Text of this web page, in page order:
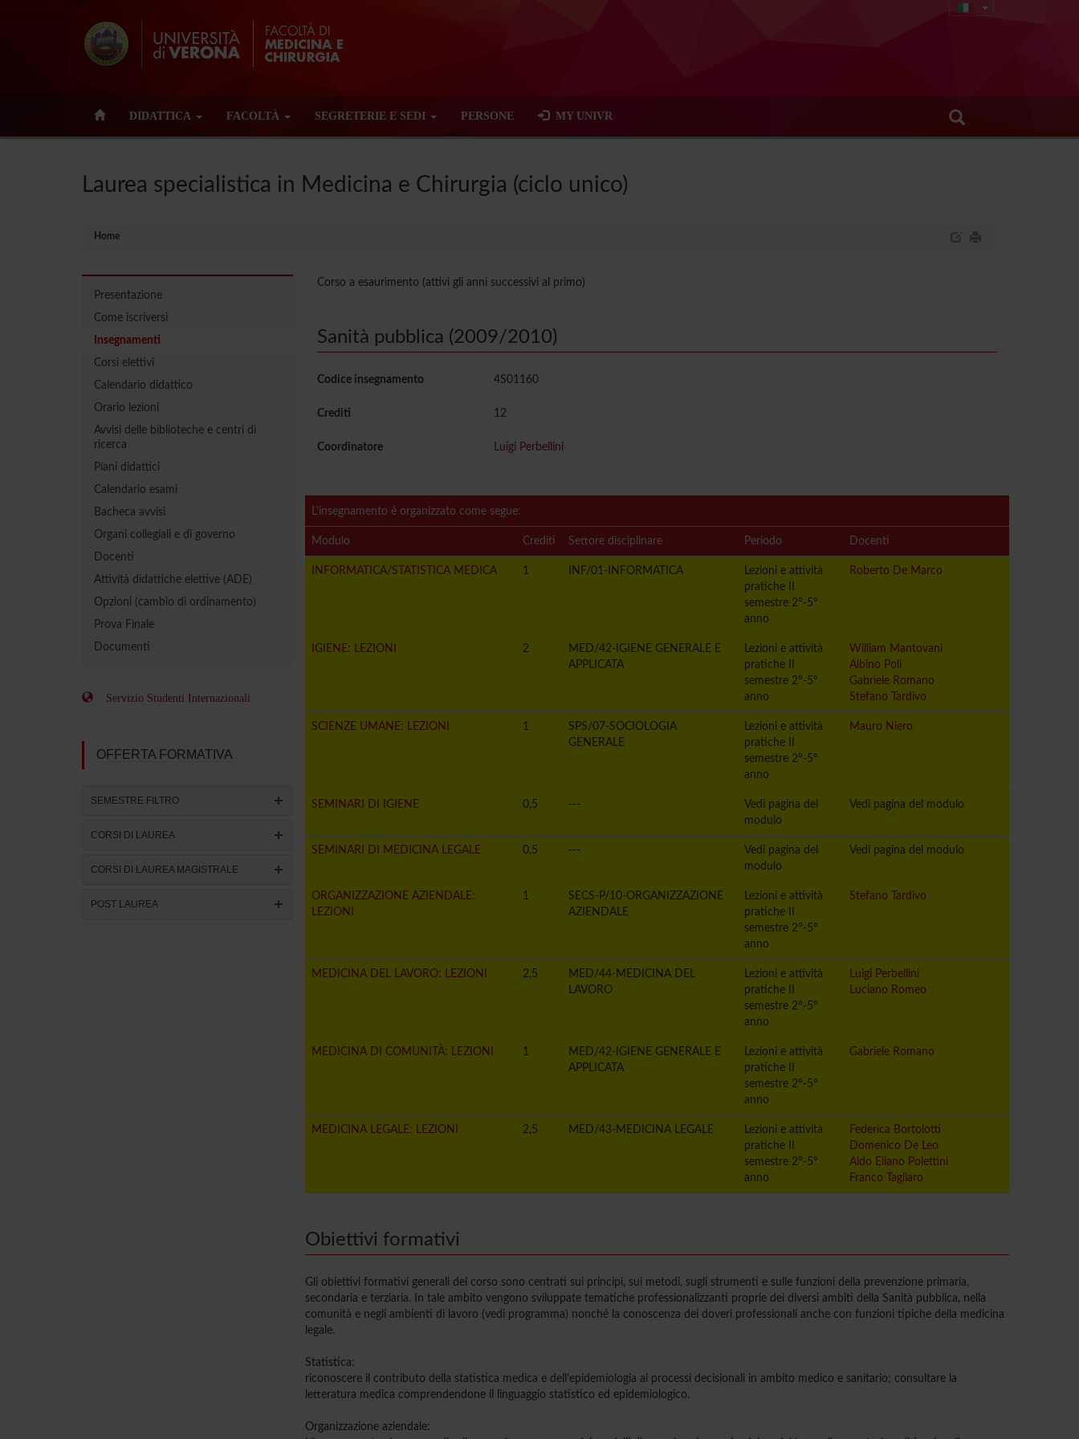
DIDATTICA FACOLTÀ SEGRETERIE E SEDI PERSONE MY UNIVR
Laurea specialistica in Medicina e Chirurgia (ciclo unico)
Home
Presentazione
Come iscriversi
Insegnamenti
Corsi elettivi
Calendario didattico
Orario lezioni
Avvisi delle biblioteche e centri di
ricerca
Piani didattici
Calendario esami
Bacheca avvisi
Organi collegiali e di governo
Docenti
Attività didattiche elettive (ADE)
Opzioni (cambio di ordinamento)
Prova Finale
Documenti
Servizio Studenti Internazionali
OFFERTA FORMATIVA
SEMESTRE FILTRO
CORSI DI LAUREA
CORSI DI LAUREA MAGISTRALE
POST LAUREA
Corso a esaurimento (attivi gli anni successivi al primo)
Sanità pubblica (2009/2010)
Codice insegnamento 4S01160
Crediti 12
Coordinatore Luigi Perbellini
L'insegnamento è organizzato come segue:
Modulo Crediti Settore disciplinare Periodo Docenti
INFORMATICA/STATISTICA MEDICA 1 INF/01-INFORMATICA
Lezioni e attività
pratiche II
semestre 2°-5°
anno
Roberto De Marco
IGIENE: LEZIONI 2
MED/42-IGIENE GENERALE E
APPLICATA
Lezioni e attività
pratiche II
semestre 2°-5°
anno
William Mantovani
Albino Poli
Gabriele Romano
Stefano Tardivo
SCIENZE UMANE: LEZIONI 1
SPS/07-SOCIOLOGIA
GENERALE
Lezioni e attività
pratiche II
semestre 2°-5°
anno
Mauro Niero
SEMINARI DI IGIENE 0,5 ---
Vedi pagina del
modulo
Vedi pagina del modulo
SEMINARI DI MEDICINA LEGALE 0,5 ---
Vedi pagina del
modulo
Vedi pagina del modulo
ORGANIZZAZIONE AZIENDALE:
LEZIONI
1
SECS-P/10-ORGANIZZAZIONE
AZIENDALE
Lezioni e attività
pratiche II
semestre 2°-5°
anno
Stefano Tardivo
MEDICINA DEL LAVORO: LEZIONI 2,5
MED/44-MEDICINA DEL
LAVORO
Lezioni e attività
pratiche II
semestre 2°-5°
anno
Luigi Perbellini
Luciano Romeo
MEDICINA DI COMUNITÀ: LEZIONI 1
MED/42-IGIENE GENERALE E
APPLICATA
Lezioni e attività
pratiche II
semestre 2°-5°
anno
Gabriele Romano
MEDICINA LEGALE: LEZIONI 2,5 MED/43-MEDICINA LEGALE
Lezioni e attività
pratiche II
semestre 2°-5°
anno
Federica Bortolotti
Domenico De Leo
Aldo Eliano Polettini
Franco Tagliaro
Obiettivi formativi
Gli obiettivi formativi generali del corso sono centrati sui principi, sui metodi, sugli strumenti e sulle funzioni della prevenzione primaria,
secondaria e terziaria. In tale ambito vengono sviluppate tematiche professionalizzanti proprie dei diversi ambiti della Sanità pubblica, nella
comunità e negli ambienti di lavoro (vedi programma) nonché la conoscenza dei doveri professionali anche con funzioni tipiche della medicina
legale.
Statistica:
riconoscere il contributo della statistica medica e dell’epidemiologia ai processi decisionali in ambito medico e sanitario; consultare la
letteratura medica comprendendone il linguaggio statistico ed epidemiologico.
Organizzazione aziendale: